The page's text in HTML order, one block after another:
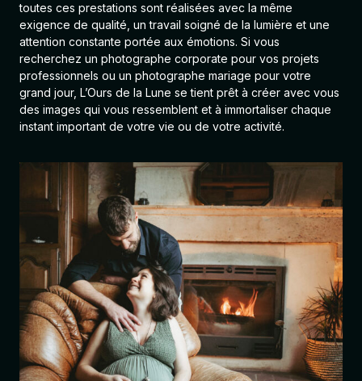
toutes ces prestations sont réalisées avec la même
exigence de qualité, un travail soigné de la lumière et une
attention constante portée aux émotions. Si vous
recherchez un photographe corporate pour vos projets
professionnels ou un photographe mariage pour votre
grand jour, L’Ours de la Lune se tient prêt à créer avec vous
des images qui vous ressemblent et à immortaliser chaque
instant important de votre vie ou de votre activité.